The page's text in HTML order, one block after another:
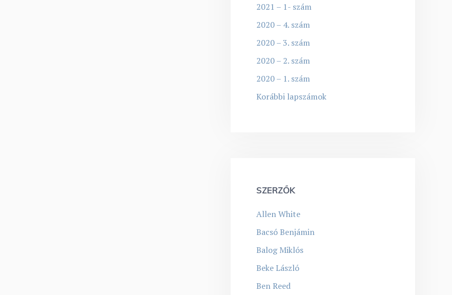
2021 – 1- szám
2020 – 4. szám
2020 – 3. szám
2020 – 2. szám
2020 – 1. szám
Korábbi lapszámok
SZERZŐK
Allen White
Bacsó Benjámin
Balog Miklós
Beke László
Ben Reed